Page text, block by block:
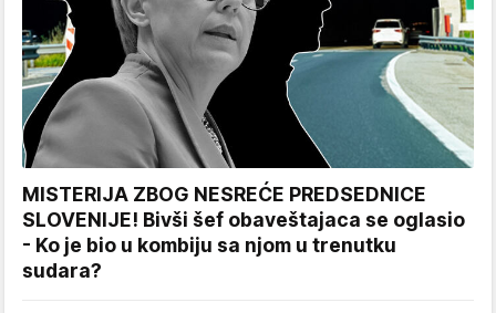
MISTERIJA ZBOG NESREĆE PREDSEDNICE
SLOVENIJE! Bivši šef obaveštajaca se oglasio
- Ko je bio u kombiju sa njom u trenutku
sudara?